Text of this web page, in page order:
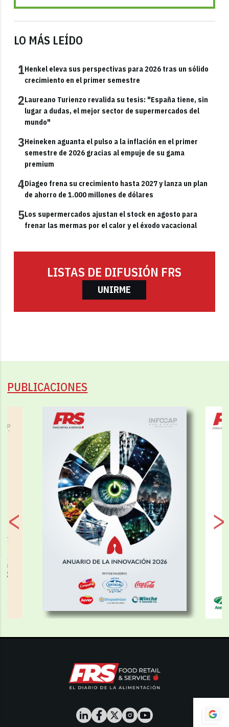
LO MÁS LEÍDO
1Henkel eleva sus perspectivas para 2026 tras un sólido
crecimiento en el primer semestre
2Laureano Turienzo revalida su tesis: "España tiene, sin
lugar a dudas, el mejor sector de supermercados del
mundo"
3Heineken aguanta el pulso a la inflación en el primer
semestre de 2026 gracias al empuje de su gama
premium
4Diageo frena su crecimiento hasta 2027 y lanza un plan
de ahorro de 1.000 millones de dólares
5Los supermercados ajustan el stock en agosto para
frenar las mermas por el calor y el éxodo vacacional
LISTAS DE DIFUSIÓN FRS
UNIRME
PUBLICACIONES